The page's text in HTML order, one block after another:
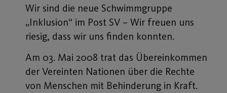
Wir sind die neue Schwimmgruppe
„Inklusion“ im Post SV – Wir freuen uns
riesig, dass wir uns finden konnten.
Am 03. Mai 2008 trat das Übereinkommen
der Vereinten Nationen über die Rechte
von Menschen mit Behinderung in Kraft.